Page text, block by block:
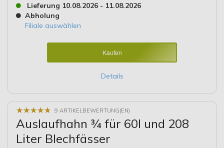
Lieferung 10.08.2026 - 11.08.2026
Abholung
Filiale auswählen
Kaufen
Details
★★★★★
★★★★★ 9 ARTIKELBEWERTUNG(EN)
Auslaufhahn ¾ für 60l und 208
Liter Blechfässer